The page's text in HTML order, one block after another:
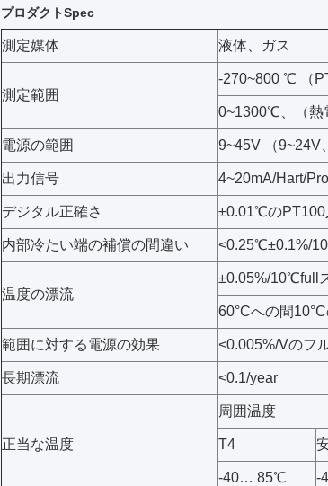
プロダクトSpec
測定媒体 液体、ガス
測定範囲
-270~800 ℃ （
0~1300℃、（熱
電源の範囲 9~45V （9~24V
出力信号 4~20mA/Hart/
デジタル正確さ ±0.01℃のPT100
内部冷たい端の補償の間違い <0.25℃±0.1%/
温度の漂流
±0.05%/10℃full
60°Cへの間
範囲に対する電源の効果 <0.005%/Vのフ
長期漂流 <0.1/year
正当な温度
周囲温度
T4
-40… 85℃ -